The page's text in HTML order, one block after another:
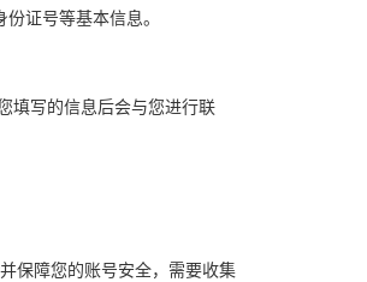
证号等基本信息。
填写的信息后会与您进行联
保障您的账号安全，需要收集